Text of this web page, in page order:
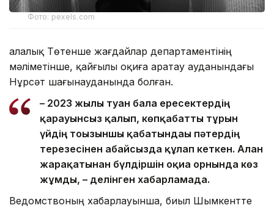
Фото: pexels.com
Қалалық Төтенше жағдайлар департаментінің
мәліметінше, қайғылы оқиға Қаратау ауданындағы
Нұрсәт шағынауданында болған.
– 2023 жылы туған бала ересектердің
қарауынсыз қалып, көпқабатты тұрғын
үйдің тоғызыншы қабатындағы пәтердің
терезесінен абайсызда құлап кеткен. Алған
жарақатынан бүлдіршін оқиға орнында көз
жұмды, – делінген хабарламада.
Ведомствоның хабарлауынша, биыл Шымкентте